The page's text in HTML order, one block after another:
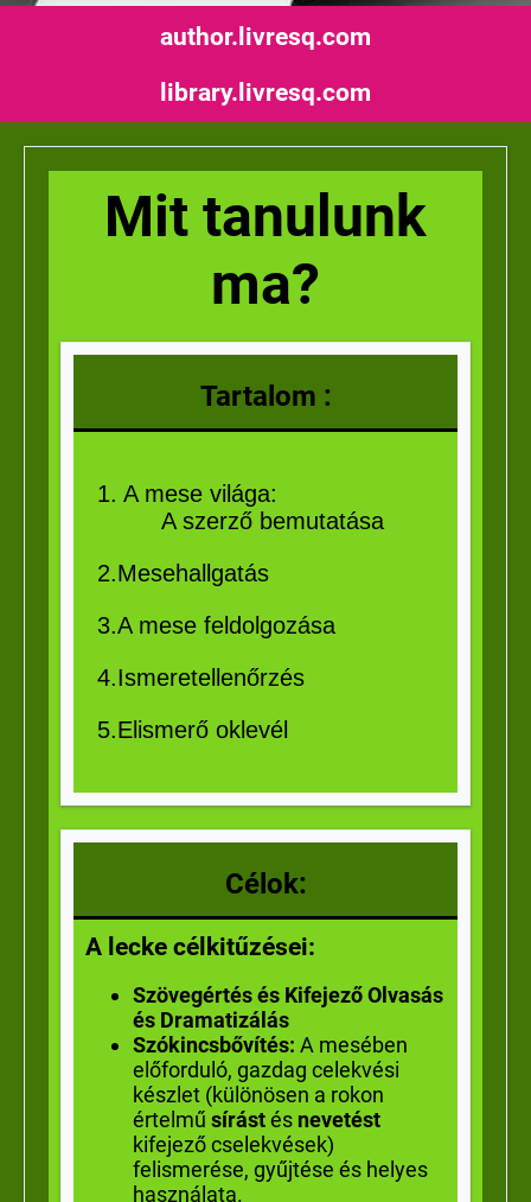
author.livresq.com
library.livresq.com
Mit tanulunk
ma?
Tartalom :
1. A mese világa:
A szerző bemutatása
2.Mesehallgatás
3.A mese feldolgozása
4.Ismeretellenőrzés
5.Elismerő oklevél
Célok:
A lecke célkitűzései:
Szövegértés és Kifejező Olvasás
és Dramatizálás
Szókincsbővítés: A mesében
előforduló, gazdag celekvési
készlet (különösen a rokon
értelmű sírástés nevetést
kifejező cselekvések)
felismerése, gyűjtése és helyes
használata.